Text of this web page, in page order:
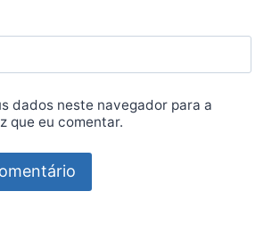
dados neste navegador para a
que eu comentar.